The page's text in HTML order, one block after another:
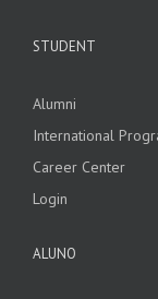
STUDENT
Alumni
International
Career Center
Login
ALUNO